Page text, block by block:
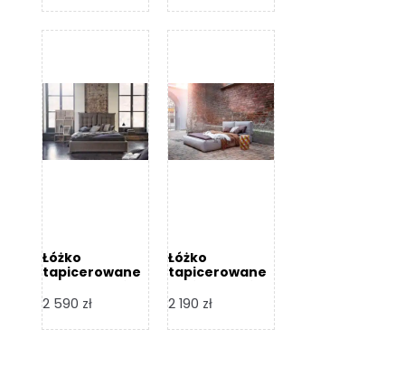
Łóżko
tapicerowane
Design
2 590 zł
Łóżko
tapicerowane
Design
2 190 zł